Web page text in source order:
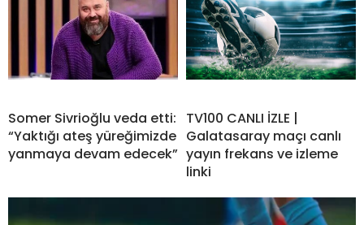
Somer Sivrioğlu veda etti:
“Yaktığı ateş yüreğimizde
yanmaya devam edecek”
TV100 CANLI İZLE |
Galatasaray maçı canlı
yayın frekans ve izleme
linki